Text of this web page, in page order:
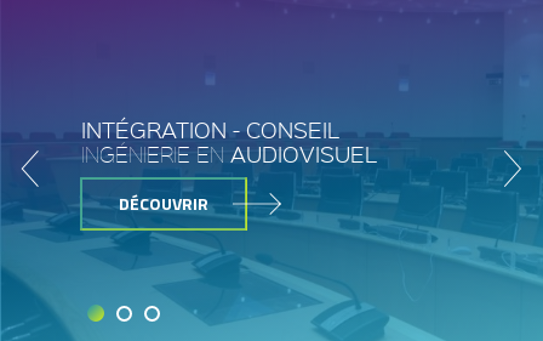
INTÉGRATION - CONSEIL
INGÉNIERIE EN AUDIOVISUEL
DÉCOUVRIR